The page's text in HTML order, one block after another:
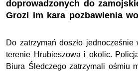
doprowadzonych do
Grozi im kara pozbawienia
Do zatrzymań doszło
terenie Hrubieszowa i okolic.
Biura Śledczego zatrzymali ośmiu